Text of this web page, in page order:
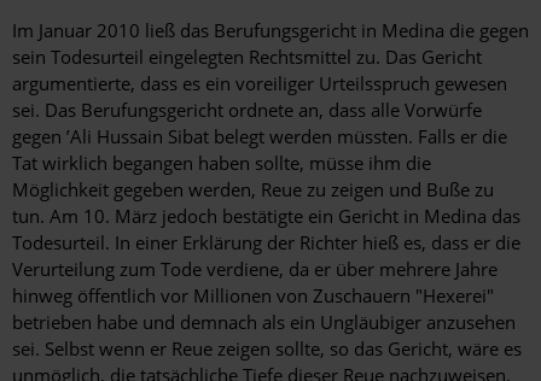
Im Januar 2010 ließ das Berufungsgericht in Medina die gegen
sein Todesurteil eingelegten Rechtsmittel zu. Das Gericht
argumentierte, dass es ein voreiliger Urteilsspruch gewesen
sei. Das Berufungsgericht ordnete an, dass alle Vorwürfe
gegen ’Ali Hussain Sibat belegt werden müssten. Falls er die
Tat wirklich begangen haben sollte, müsse ihm die
Möglichkeit gegeben werden, Reue zu zeigen und Buße zu
tun. Am 10. März jedoch bestätigte ein Gericht in Medina das
Todesurteil. In einer Erklärung der Richter hieß es, dass er die
Verurteilung zum Tode verdiene, da er über mehrere Jahre
hinweg öffentlich vor Millionen von Zuschauern "Hexerei"
betrieben habe und demnach als ein Ungläubiger anzusehen
sei. Selbst wenn er Reue zeigen sollte, so das Gericht, wäre es
unmöglich, die tatsächliche Tiefe dieser Reue nachzuweisen.